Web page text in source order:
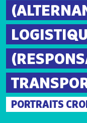
PORTRAITS